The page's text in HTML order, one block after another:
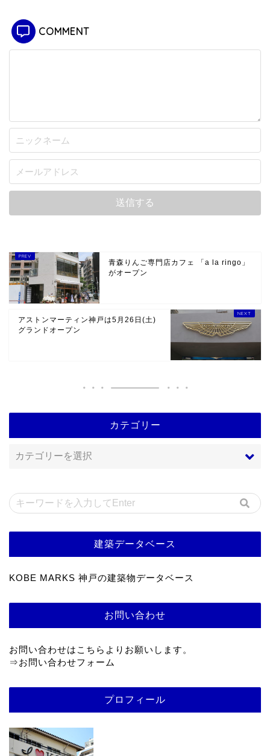
COMMENT
青森りんご専門店カフェ 「a la ringo」
がオープン
アストンマーティン神戸は5月26日(土)
グランドオープン
カテゴリー
建築データベース
KOBE MARKS 神戸の建築物データベース
お問い合わせ
お問い合わせはこちらよりお願いします。
⇒お問い合わせフォーム
プロフィール